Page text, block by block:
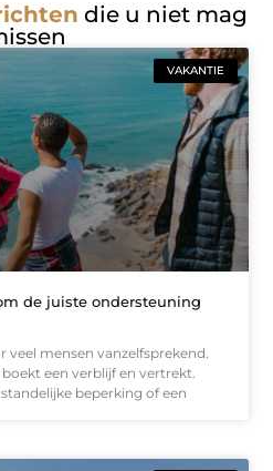
die u niet mag
VAKANTIE
de juiste ondersteuning
veel mensen vanzelfsprekend.
een verblijf en vertrekt.
beperking of een